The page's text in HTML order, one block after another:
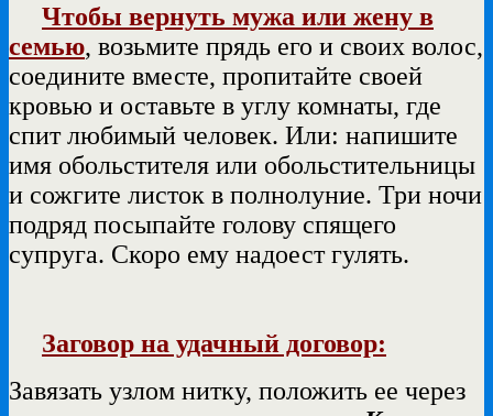
Чтобы вернуть мужа или жену в
семью, возьмите прядь его и своих волос,
соедините вместе, пропитайте своей
кровью и оставьте в углу комнаты, где
спит любимый человек. Или: напишите
имя обольстителя или обольстительницы
и сожгите листок в полнолуние. Три ночи
подряд посыпайте голову спящего
супруга. Скоро ему надоест гулять.
Заговор на удачный договор:
Завязать узлом нитку, положить ее через